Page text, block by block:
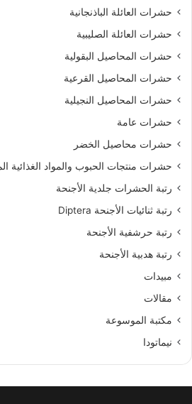
حشرات العائلة الباذنجانية
حشرات العائلة الصليبية
حشرات المحاصيل البقولية
حشرات المحاصيل القرعية
حشرات المحاصيل النجيلية
حشرات عامة
حشرات محاصيل الخضر
حشرات منتجات الحبوب والمواد الغذائية
رتبة الحشرات جلدية الأجنحة
رتبة ثنائيات الأجنحة Diptera
رتبة حرشفية الأجنحة
رتبة هدبية الأجنحة
مبيدات
مقالات
مكتبة الموسوعة
نيماتودا